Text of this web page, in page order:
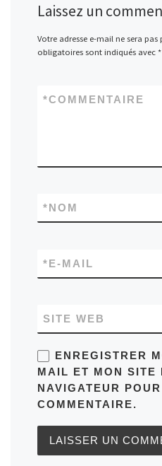
Laissez un
Votre adresse e-mail ne sera pas
obligatoires sont indiqués avec *
COMMENTAIRE
*
NOM
*
E-MAIL
*
SITE WEB
ENREGISTRER
MAIL ET MON SITE
NAVIGATEUR
COMMENTAIRE.